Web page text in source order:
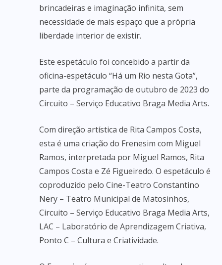
brincadeiras e imaginação infinita, sem
necessidade de mais espaço que a própria
liberdade interior de existir.
Este espetáculo foi concebido a partir da
oficina-espetáculo “Há um Rio nesta Gota”,
parte da programação de outubro de 2023 do
Circuito – Serviço Educativo Braga Media Arts.
Com direção artística de Rita Campos Costa,
esta é uma criação do Frenesim com Miguel
Ramos, interpretada por Miguel Ramos, Rita
Campos Costa e Zé Figueiredo. O espetáculo é
coproduzido pelo Cine-Teatro Constantino
Nery – Teatro Municipal de Matosinhos,
Circuito – Serviço Educativo Braga Media Arts,
LAC – Laboratório de Aprendizagem Criativa,
Ponto C – Cultura e Criatividade.